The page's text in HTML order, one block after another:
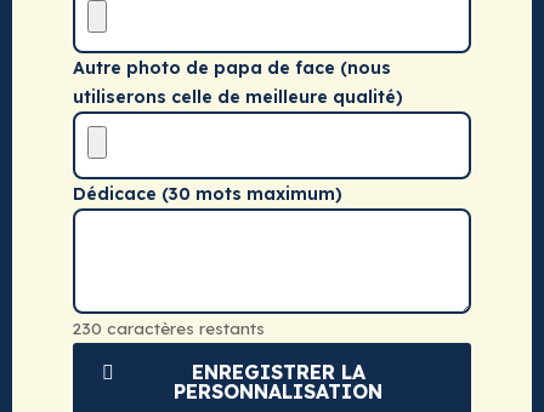
Autre photo de papa de face (nous
utiliserons celle de meilleure qualité)
Dédicace (30 mots maximum)
230 caractères restants
ENREGISTRER LA
PERSONNALISATION